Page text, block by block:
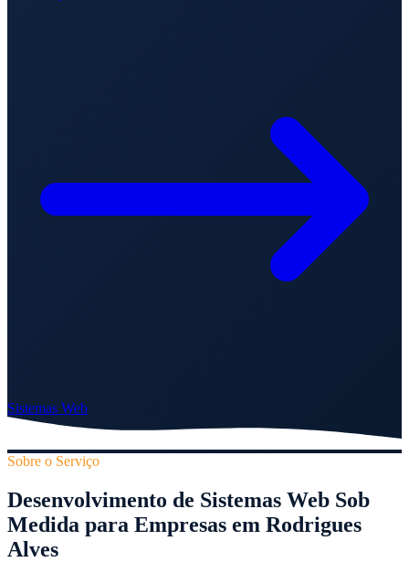
Sistemas Web
Sobre o Serviço
Desenvolvimento de Sistemas Web Sob
Medida para Empresas em Rodrigues
Alves